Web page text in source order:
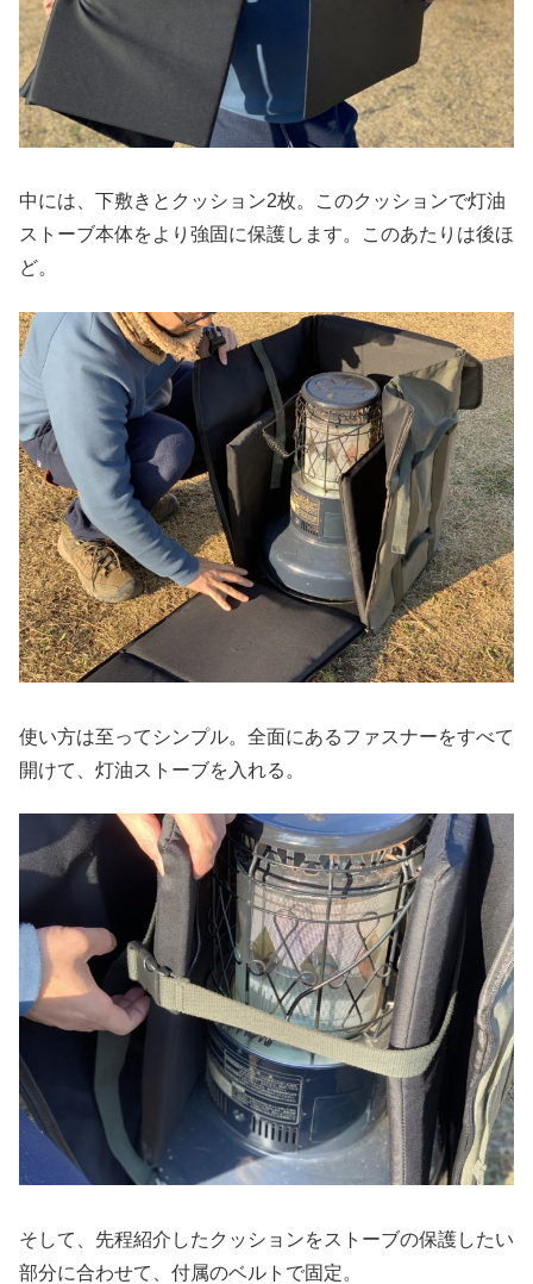
中には、下敷きとクッション2枚。このクッションで灯油
ストーブ本体をより強固に保護します。このあたりは後ほ
ど。
使い方は至ってシンプル。全面にあるファスナーをすべて
開けて、灯油ストーブを入れる。
そして、先程紹介したクッションをストーブの保護したい
部分に合わせて、付属のベルトで固定。